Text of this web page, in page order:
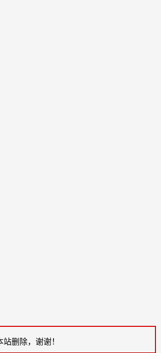
删除，谢谢！